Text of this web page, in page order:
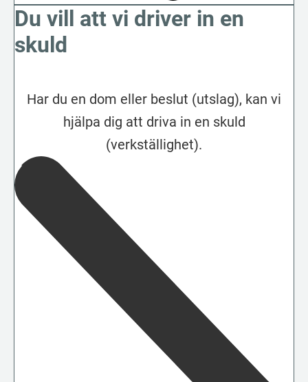
Du vill att vi driver in en
skuld
Har du en dom eller beslut (utslag), kan vi
hjälpa dig att driva in en skuld
(verkställighet).